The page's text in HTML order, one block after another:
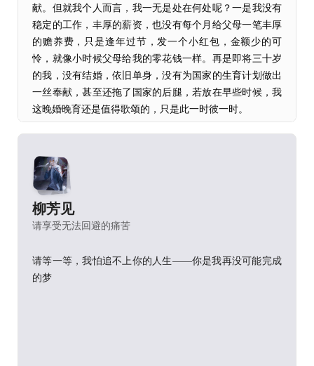
献。但就我个人而言，我一无是处在何处呢？一是我没有
稳定的工作，丰厚的薪资，也没有每个月给父母一笔丰厚
的赡养费，只是逢年过节，发一个小红包，金额少的可
怜，就像小时候父母给我的零花钱一样。再是即将三十岁
的我，没有结婚，依旧单身，没有为国家的生育计划做出
一丝奉献，甚至还拖了国家的后腿，若放在早些时候，我
这晚婚晚育还是值得歌颂的，只是此一时彼一时。
在工作和婚姻这两件人生大事上，我是一件没做成，不仅
但死猪不怕开水烫，大家也就慢慢的淡忘我这个人了。
除了没有工作，没有丰厚的薪资就算了，我还倒欠一屁股
债，曾几何时，我也因为这些债务问题日夜难眠，想一了
百了，但想了想我的债主们，她们也罪不至此，认识我也
我还能怎么办呢，只要我还活着，总会有还完的那一天，
天总会亮不是。
柳芳见
请享受无法回避的痛苦
请等一等，我怕追不上你的人生——你是我再没可能完成
的梦